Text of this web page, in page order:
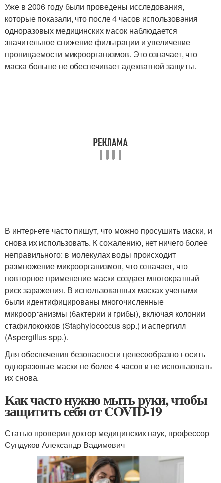
Уже в 2006 году были проведены исследования,
которые показали, что после 4 часов использования
одноразовых медицинских масок наблюдается
значительное снижение фильтрации и увеличение
проницаемости микроорганизмов. Это означает, что
маска больше не обеспечивает адекватной защиты.
В интернете часто пишут, что можно просушить маски, и
снова их использовать. К сожалению, нет ничего более
неправильного: в молекулах воды происходит
размножение микроорганизмов, что означает, что
повторное применение маски создает многократный
риск заражения. В использованных масках учеными
были идентифицированы многочисленные
микроорганизмы (бактерии и грибы), включая колонии
стафилококков (Staphylococcus spp.) и аспергилл
(Aspergillus spp.).
Для обеспечения безопасности целесообразно носить
одноразовые маски не более 4 часов и не использовать
их снова.
Как часто нужно мыть руки, чтобы
защитить себя от COVID-19
Статью проверил доктор медицинских наук, профессор
Сундуков Александр Вадимович